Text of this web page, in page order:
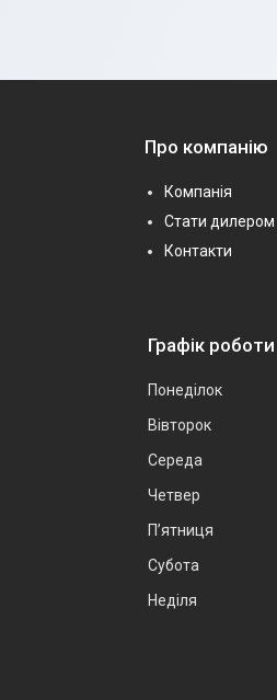
Про компанію
Компанія
Стати дилером
Контакти
Графік роботи
Понеділок
Вівторок
Середа
Четвер
Пʼятниця
Субота
Неділя